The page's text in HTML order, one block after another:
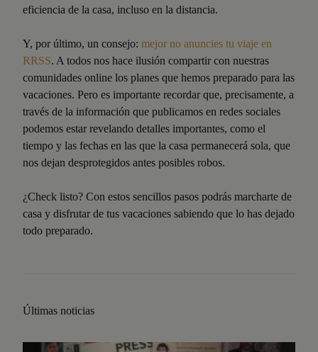
eficiencia de la casa, incluso en la distancia.
Y, por último, un consejo: mejor no anuncies tu viaje en
RRSS. A todos nos hace ilusión compartir con nuestras
comunidades online los planes que hemos preparado para las
vacaciones. Pero es importante recordar que, precisamente, a
través de la información que publicamos en redes sociales
podemos estar revelando detalles importantes, como el
tiempo y las fechas en las que la casa permanecerá sola, que
nos dejan desprotegidos antes posibles robos.
¿Check listo? Con estos sencillos pasos podrás marcharte de
casa y disfrutar de tus vacaciones sabiendo que lo has dejado
todo preparado.
Últimas noticias